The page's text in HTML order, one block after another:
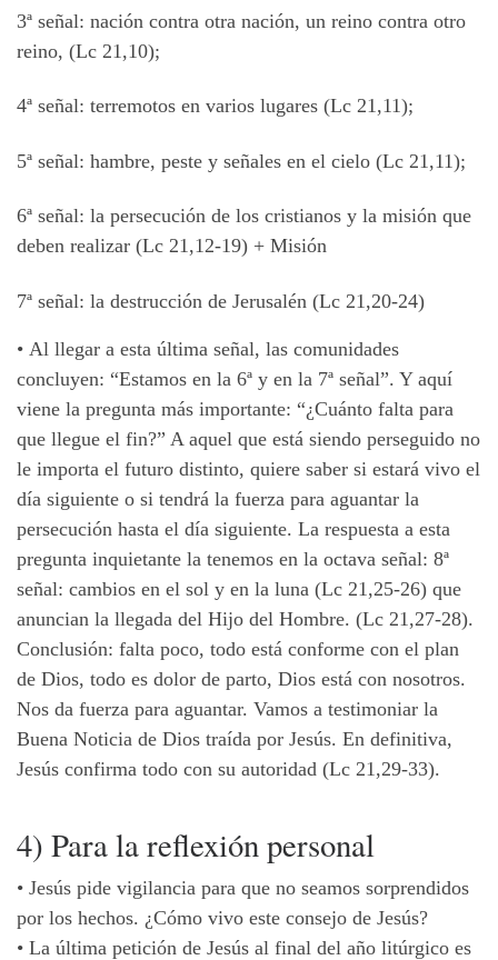
3ª señal: nación contra otra nación, un reino contra otro
reino, (Lc 21,10);
4ª señal: terremotos en varios lugares (Lc 21,11);
5ª señal: hambre, peste y señales en el cielo (Lc 21,11);
6ª señal: la persecución de los cristianos y la misión que
deben realizar (Lc 21,12-19) + Misión
7ª señal: la destrucción de Jerusalén (Lc 21,20-24)
• Al llegar a esta última señal, las comunidades
concluyen: “Estamos en la 6ª y en la 7ª señal”. Y aquí
viene la pregunta más importante: “¿Cuánto falta para
que llegue el fin?” A aquel que está siendo perseguido no
le importa el futuro distinto, quiere saber si estará vivo el
día siguiente o si tendrá la fuerza para aguantar la
persecución hasta el día siguiente. La respuesta a esta
pregunta inquietante la tenemos en la octava señal: 8ª
señal: cambios en el sol y en la luna (Lc 21,25-26) que
anuncian la llegada del Hijo del Hombre. (Lc 21,27-28).
Conclusión: falta poco, todo está conforme con el plan
de Dios, todo es dolor de parto, Dios está con nosotros.
Nos da fuerza para aguantar. Vamos a testimoniar la
Buena Noticia de Dios traída por Jesús. En definitiva,
Jesús confirma todo con su autoridad (Lc 21,29-33).
4) Para la reflexión personal
• Jesús pide vigilancia para que no seamos sorprendidos
por los hechos. ¿Cómo vivo este consejo de Jesús?
• La última petición de Jesús al final del año litúrgico es